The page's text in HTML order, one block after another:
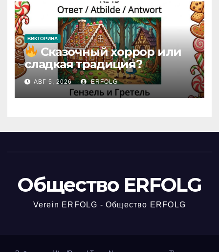
ВИКТОРИНА
Сказочный хоррор или
сладкая традиция?
Открываем секреты
вчерашней викторины!
АВГ 5, 2026 ERFOLG
Общество ERFOLG
Verein ERFOLG - Общество ERFOLG